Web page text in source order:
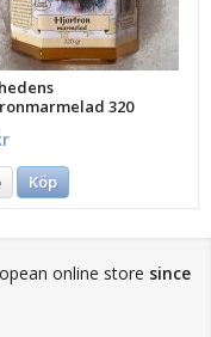
320
Köp
online store since